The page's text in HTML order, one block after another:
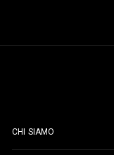
CHI SIAMO